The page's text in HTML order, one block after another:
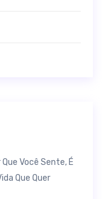
Que Você Sente, É
Que Quer